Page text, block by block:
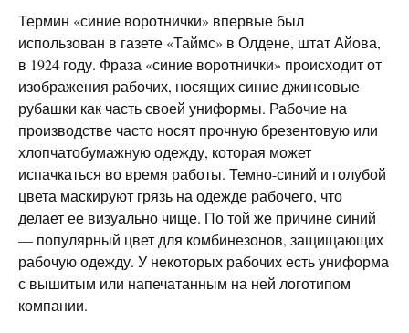
Термин «синие воротнички» впервые был
использован в газете «Таймс» в Олдене, штат Айова,
в 1924 году. Фраза «синие воротнички» происходит от
изображения рабочих, носящих синие джинсовые
рубашки как часть своей униформы. Рабочие на
производстве часто носят прочную брезентовую или
хлопчатобумажную одежду, которая может
испачкаться во время работы. Темно-синий и голубой
цвета маскируют грязь на одежде рабочего, что
делает ее визуально чище. По той же причине синий
— популярный цвет для комбинезонов, защищающих
рабочую одежду. У некоторых рабочих есть униформа
с вышитым или напечатанным на ней логотипом
компании.